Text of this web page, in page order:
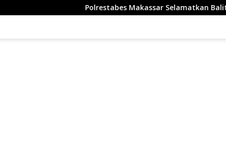
Polrestabes Makassar Selamatkan Balita yang